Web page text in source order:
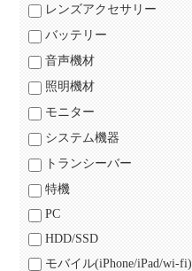
レンズアクセサリー
バッテリー
音声機材
照明機材
モニター
システム機器
トランシーバー
特機
PC
HDD/SSD
モバイル(iPhone/iPad/wi-fi)